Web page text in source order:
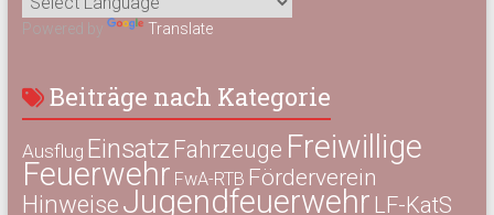
Powered by Translate
Beiträge nach Kategorie
Ausflug Einsatz Fahrzeuge Freiwillige
Feuerwehr FwA-RTB Förderverein
HinweiseJugendfeuerwehr LF-KatS